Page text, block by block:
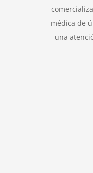
médica de
una